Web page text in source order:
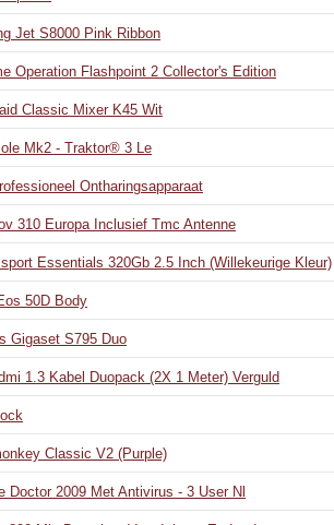
Jet S8000 Pink Ribbon
Operation Flashpoint 2 Collector's Edition
Classic Mixer K45 Wit
Mk2 - Traktor® 3 Le
Ontharingsapparaat
310 Europa Inclusief Tmc Antenne
Essentials 320Gb 2.5 Inch (Willekeurige Kleur)
50D Body
Gigaset S795 Duo
1.3 Kabel Duopack (2X 1 Meter) Verguld
Classic V2 (Purple)
Doctor 2009 Met Antivirus - 3 User Nl